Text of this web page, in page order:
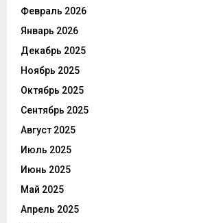
Февраль 2026
Январь 2026
Декабрь 2025
Ноябрь 2025
Октябрь 2025
Сентябрь 2025
Август 2025
Июль 2025
Июнь 2025
Май 2025
Апрель 2025